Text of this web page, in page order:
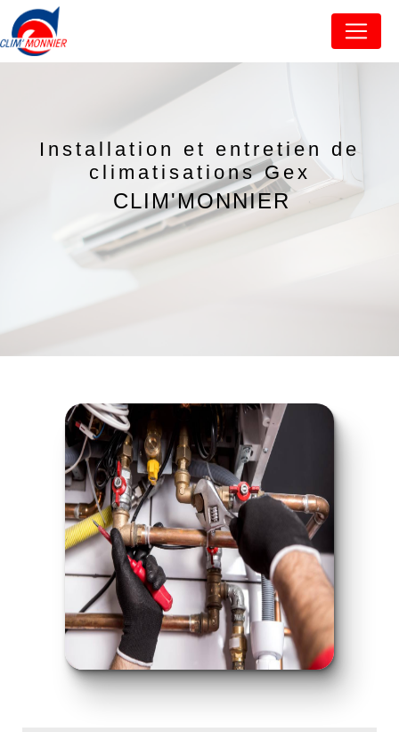
Installation et entretien de
climatisations Gex
CLIM'MONNIER
Panneau de gestion des cookies